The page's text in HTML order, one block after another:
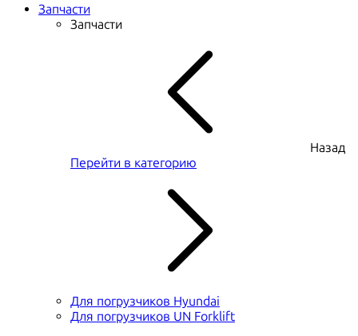
Запчасти
Запчасти
Назад
Перейти в категорию
Для погрузчиков Hyundai
Для погрузчиков UN Forklift